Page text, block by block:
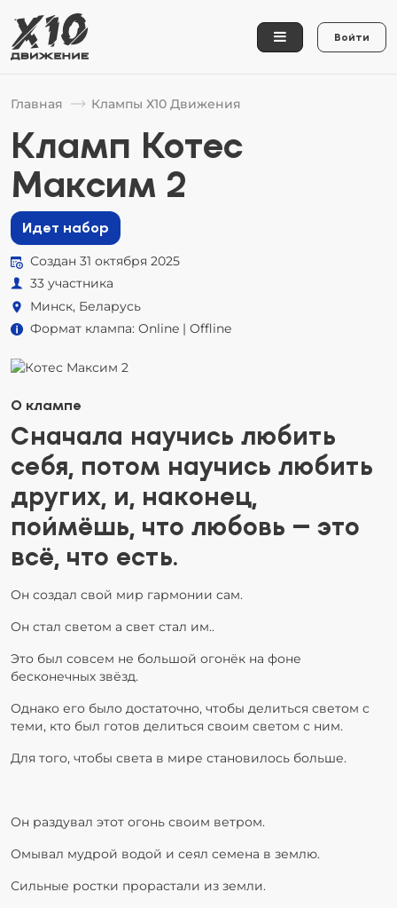
Войти
Главная Клампы Х10 Движения
Кламп Котес
Максим 2
Идет набор
Создан 31 октября 2025
33 участника
Минск, Беларусь
Формат клампа: Online | Offline
О клампе
Сначала научись любить
себя, потом научись любить
других, и, наконец,
поймёшь, что любовь — это
всё, что есть.
Он создал свой мир гармонии сам.
Он стал светом а свет стал им..
Это был совсем не большой огонёк на фоне
бесконечных звёзд.
Однако его было достаточно, чтобы делиться светом с
теми, кто был готов делиться своим светом с ним.
Для того, чтобы света в мире становилось больше.
Он раздувал этот огонь своим ветром.
Омывал мудрой водой и сеял семена в землю.
Сильные ростки прорастали из земли.